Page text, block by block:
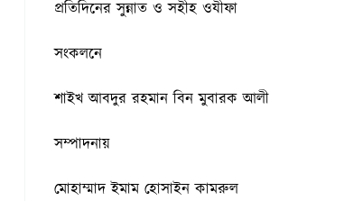
প্রতিদিনের সুন্নাত ও সহীহ ওযীফা
সংকলনে
শাইখ আবদুর রহমান বিন মুবারক আলী
সম্পাদনায়
মোহাম্মাদ ইমাম হোসাইন কামরুল